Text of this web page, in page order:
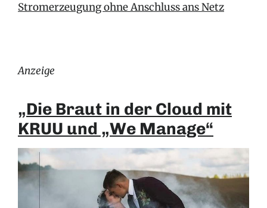
Stromerzeugung ohne Anschluss ans Netz
Anzeige
„Die Braut in der Cloud mit
KRUU und „We Manage“